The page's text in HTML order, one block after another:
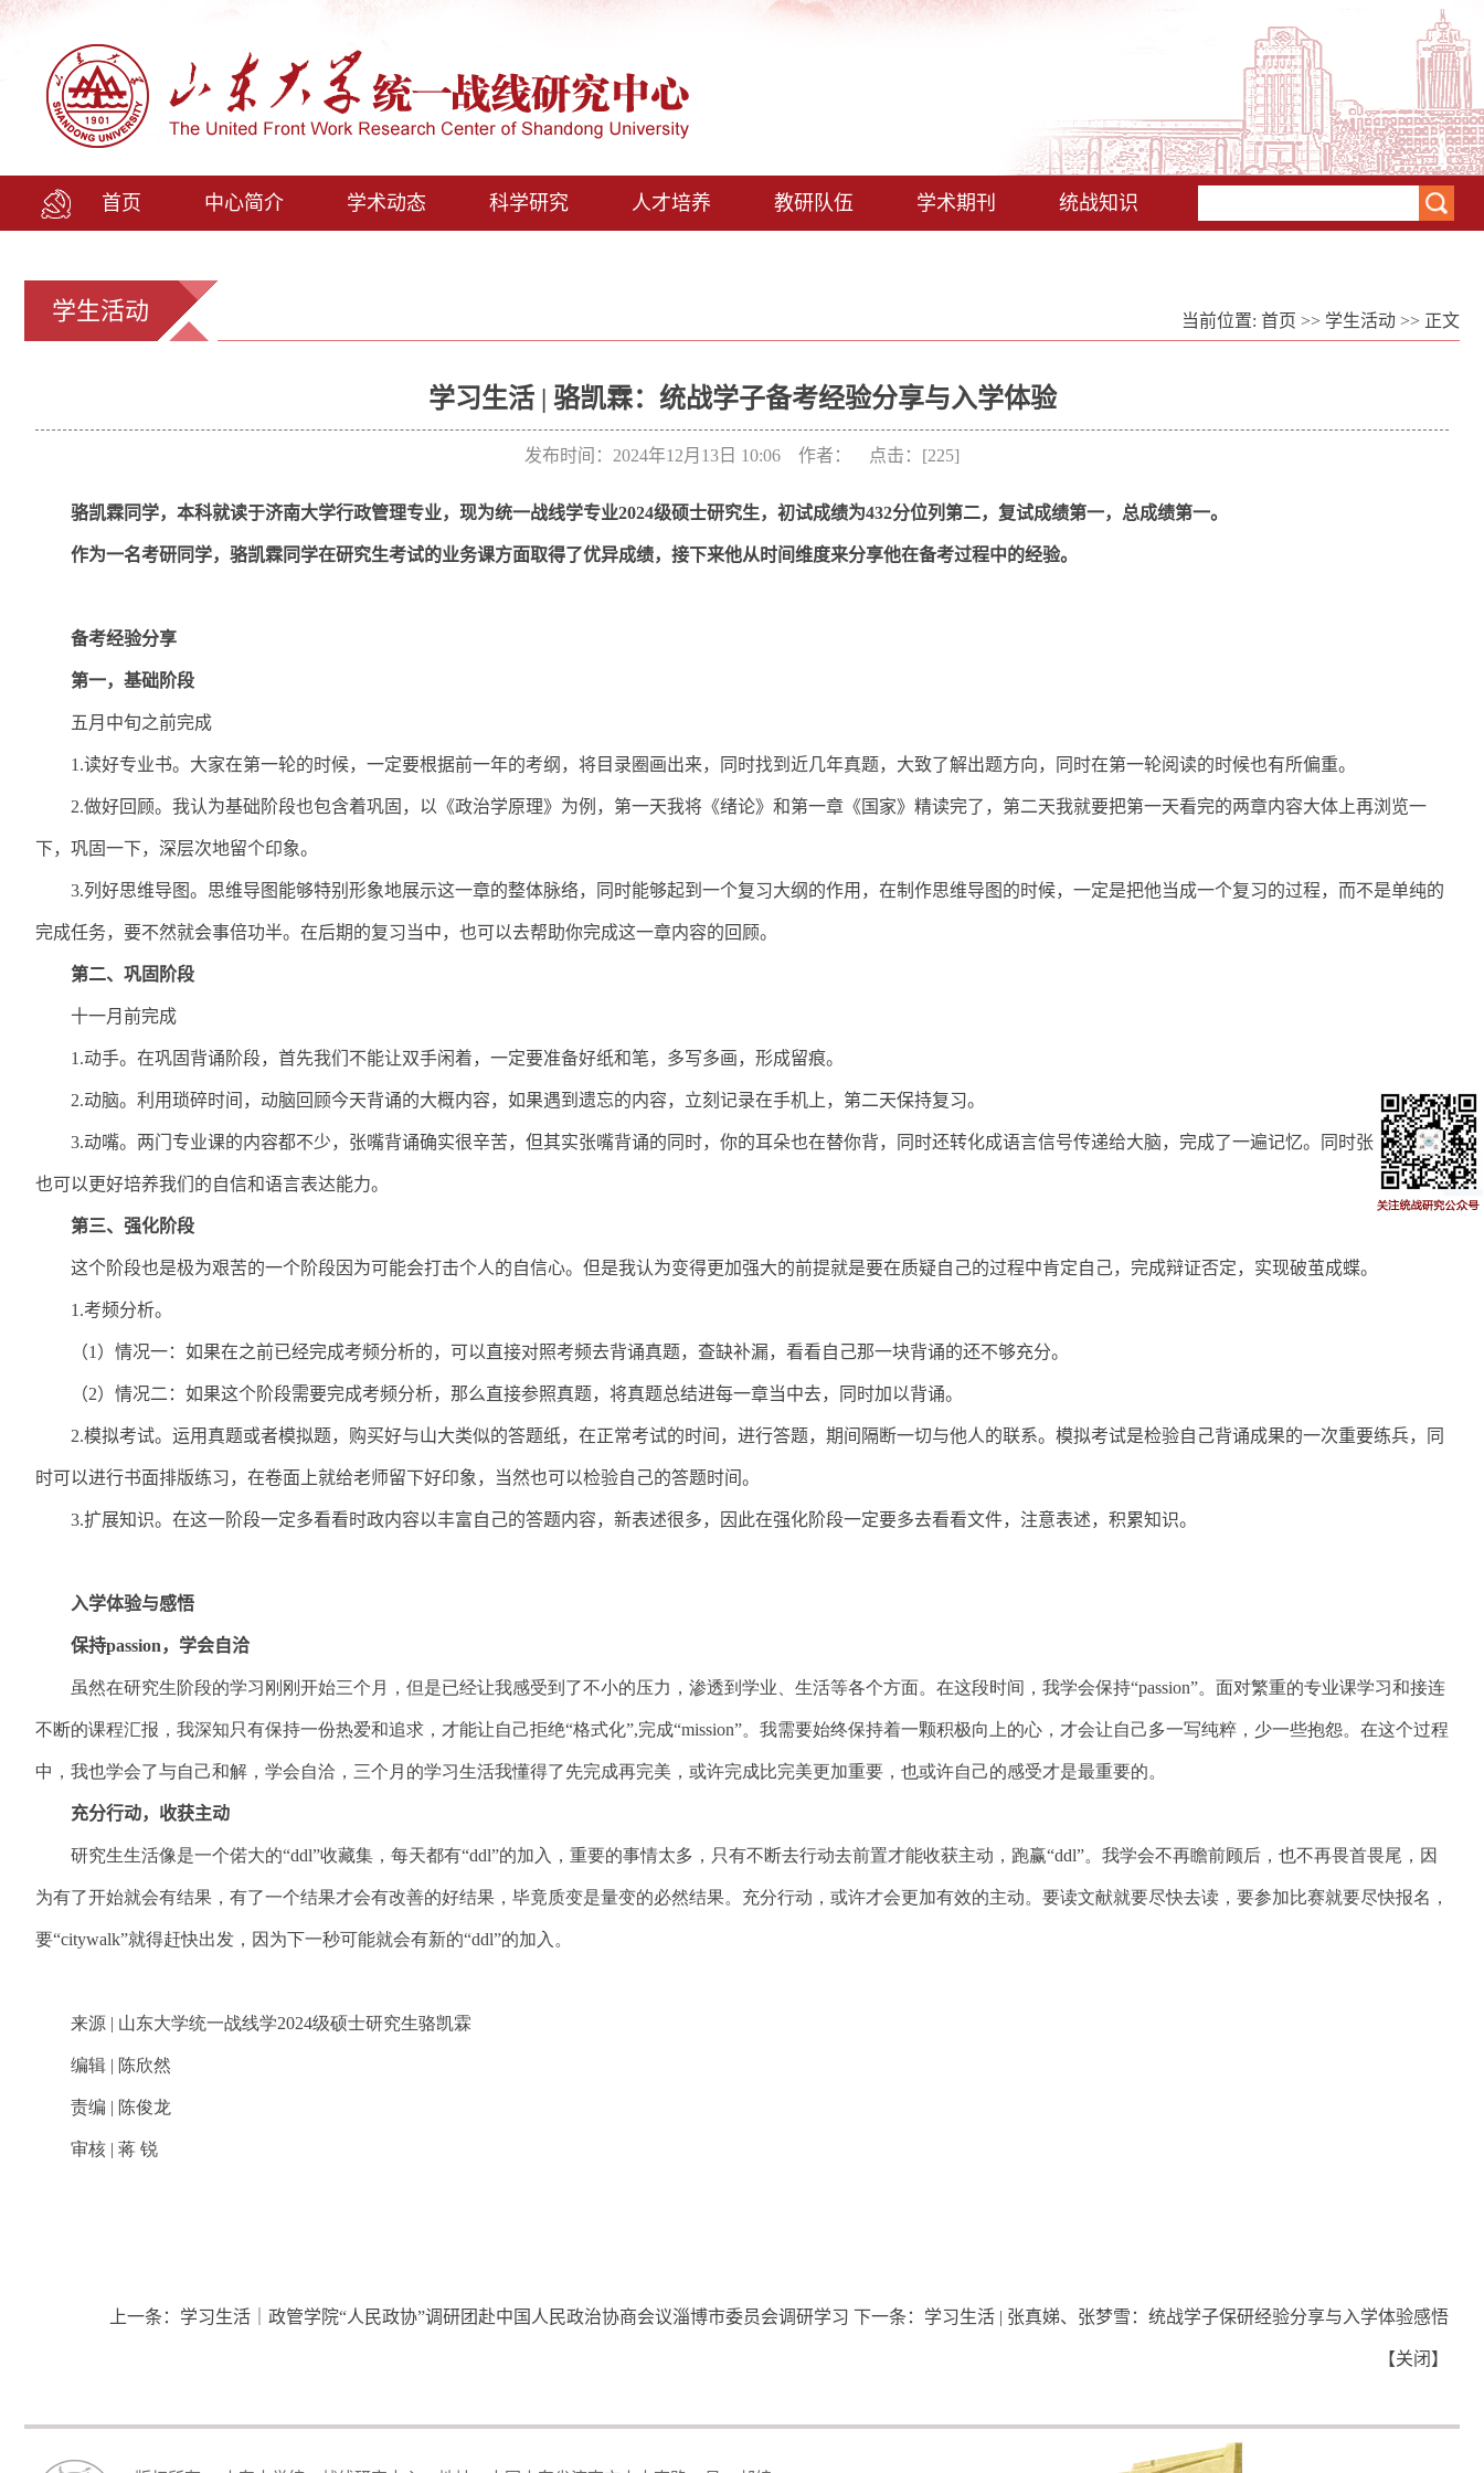
首页 中心简介 学术动态 科学研究 人才培养 教研队伍 学术期刊 统战知识
学生活动 当前位置: 首页 >> 学生活动 >> 正文
学习生活 | 骆凯霖：统战学子备考经验分享与入学体验
发布时间：2024年12月13日 10:06 作者： 点击：[225]
骆凯霖同学，本科就读于济南大学行政管理专业，现为统一战线学专业2024级硕士研究生，初试成绩为432分位列第二，复试成绩第一，总成绩第一。
作为一名考研同学，骆凯霖同学在研究生考试的业务课方面取得了优异成绩，接下来他从时间维度来分享他在备考过程中的经验。
备考经验分享
第一，基础阶段
五月中旬之前完成
1.读好专业书。大家在第一轮的时候，一定要根据前一年的考纲，将目录圈画出来，同时找到近几年真题，大致了解出题方向，同时在第一轮阅读的时候也有所偏重。
2.做好回顾。我认为基础阶段也包含着巩固，以《政治学原理》为例，第一天我将《绪论》和第一章《国家》精读完了，第二天我就要把第一天看完的两章内容大体上再浏览一
下，巩固一下，深层次地留个印象。
3.列好思维导图。思维导图能够特别形象地展示这一章的整体脉络，同时能够起到一个复习大纲的作用，在制作思维导图的时候，一定是把他当成一个复习的过程，而不是单纯的
完成任务，要不然就会事倍功半。在后期的复习当中，也可以去帮助你完成这一章内容的回顾。
第二、巩固阶段
十一月前完成
1.动手。在巩固背诵阶段，首先我们不能让双手闲着，一定要准备好纸和笔，多写多画，形成留痕。
2.动脑。利用琐碎时间，动脑回顾今天背诵的大概内容，如果遇到遗忘的内容，立刻记录在手机上，第二天保持复习。
3.动嘴。两门专业课的内容都不少，张嘴背诵确实很辛苦，但其实张嘴背诵的同时，你的耳朵也在替你背，同时还转化成语言信号传递给大脑，完成了一遍记忆。同时张嘴背诵，
也可以更好培养我们的自信和语言表达能力。
第三、强化阶段
这个阶段也是极为艰苦的一个阶段因为可能会打击个人的自信心。但是我认为变得更加强大的前提就是要在质疑自己的过程中肯定自己，完成辩证否定，实现破茧成蝶。
1.考频分析。
（1 ）情况一：如果在之前已经完成考频分析的，可以直接对照考频去背诵真题，查缺补漏，看看自己那一块背诵的还不够充分。
（2）情况二：如果这个阶段需要完成考频分析，那么直接参照真题，将真题总结进每一章当中去，同时加以背诵。
2.模拟考试。运用真题或者模拟题，购买好与山大类似的答题纸，在正常考试的时间，进行答题，期间隔断一切与他人的联系。模拟考试是检验自己背诵成果的一次重要练兵，同
时可以进行书面排版练习，在卷面上就给老师留下好印象，当然也可以检验自己的答题时间。
3.扩展知识。在这一阶段一定多看看时政内容以丰富自己的答题内容，新表述很多，因此在强化阶段一定要多去看看文件，注意表述，积累知识。
入学体验与感悟
保持passion，学会自洽
虽然在研究生阶段的学习刚刚开始三个月，但是已经让我感受到了不小的压力，渗透到学业、生活等各个方面。在这段时间，我学会保持“passion”。面对繁重的专业课学习和接连
不断的课程汇报，我深知只有保持一份热爱和追求，才能让自己拒绝“格式化”,完成“mission”。我需要始终保持着一颗积极向上的心，才会让自己多一写纯粹，少一些抱怨。在这个过程
中，我也学会了与自己和解，学会自洽，三个月的学习生活我懂得了先完成再完美，或许完成比完美更加重要，也或许自己的感受才是最重要的。
充分行动，收获主动
研究生生活像是一个偌大的“ddl”收藏集，每天都有“ddl”的加入，重要的事情太多，只有不断去行动去前置才能收获主动，跑赢“ddl”。我学会不再瞻前顾后，也不再畏首畏尾，因
为有了开始就会有结果，有了一个结果才会有改善的好结果，毕竟质变是量变的必然结果。充分行动，或许才会更加有效的主动。要读文献就要尽快去读，要参加比赛就要尽快报名，
要“citywalk”就得赶快出发，因为下一秒可能就会有新的“ddl”的加入。
来源 | 山东大学统一战线学2024级硕士研究生骆凯霖
编辑 | 陈欣然
责编 | 陈俊龙
审核 | 蒋 锐
上一条： 学习生活｜政管学院“人民政协”调研团赴中国人民政治协商会议淄博市委员会调研学习 下一条： 学习生活 | 张真娣、张梦雪：统战学子保研经验分享与入学体验感悟
【关闭 】